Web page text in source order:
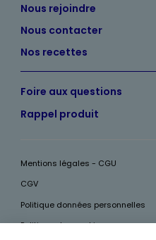
Nous rejoindre
Nous contacter
Nos recettes
Foire aux questions
Rappel produit
Mentions légales - CGU
CGV
Politique données personnelles
Politique des cookies